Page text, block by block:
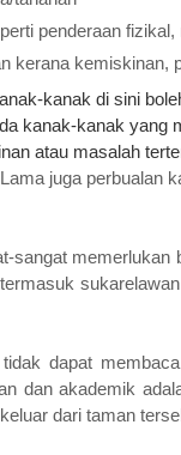
penderaan
kerana kemiskinan,
kanak di sini
kanak-kanak yang
atau masalah
Lama juga perbualan
sangat
dapat
dan akademik
dari taman